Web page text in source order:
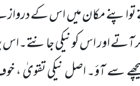
تواپنے مکان میں اس کے
کر آتے اور اس کو نیکی
سے آؤ۔ اصل نیکی تقویٰ ،